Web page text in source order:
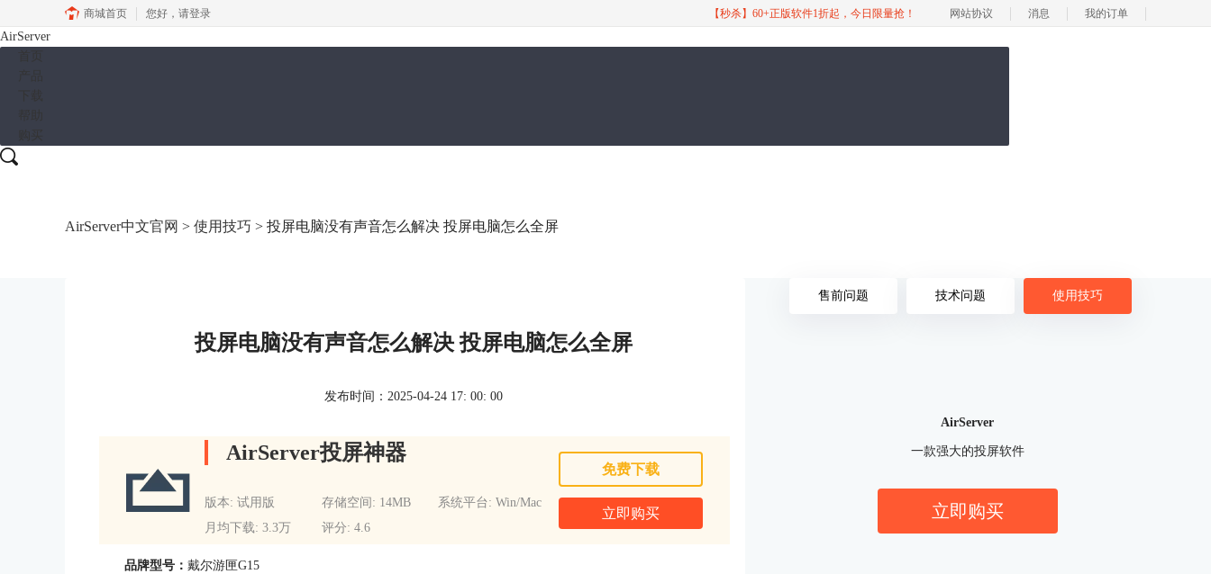
商城首页 您好， 请登录 【秒杀】60+正版软件1折起，今日限量抢！ 网站协议 消息 我的订单
AirServer
AirServer中文官网 > 使用技巧 > 投屏电脑没有声音怎么解决 投屏电脑怎么全屏
投屏电脑没有声音怎么解决 投屏电脑怎么全屏
发布时间：2025-04-24 17: 00: 00
AirServer投屏神器
版本: 试用版 存储空间: 14MB
系统平台: Win/Mac
月均下载: 3.3万
评分: 4.6
免费下载
立即购买
品牌型号： 戴尔游匣G15
售前问题 技术问题 使用技巧
AirServer
一款强大的投屏软件
立即购买